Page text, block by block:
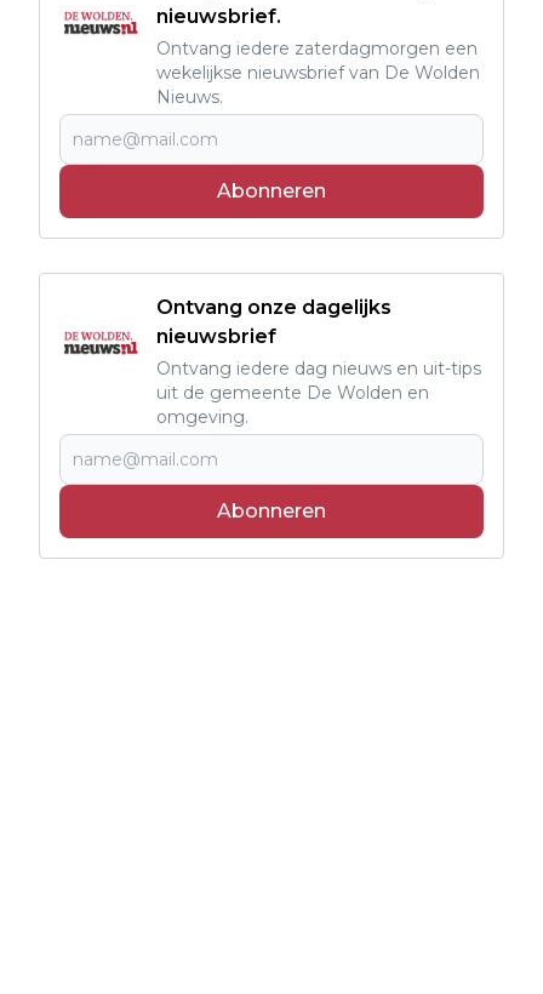
nieuwsbrief.
Ontvang iedere zaterdagmorgen een
wekelijkse nieuwsbrief van De Wolden
Nieuws.
Abonneren
Ontvang onze dagelijks
nieuwsbrief
Ontvang iedere dag nieuws en uit-tips
uit de gemeente De Wolden en
omgeving.
Abonneren